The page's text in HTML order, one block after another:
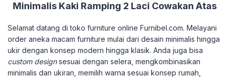
Minimalis Kaki Ramping 2 Laci Cowakan Atas
Selamat datang di toko furniture online Furnibel.com. Melayani
order aneka macam furniture mulai dari desain minimalis hingga
ukir dengan konsep modern hingga klasik. Anda juga bisa
custom designsesuai dengan selera, mengkombinasikan
minimalis dan ukiran, memilih warna sesuai konsep rumah,